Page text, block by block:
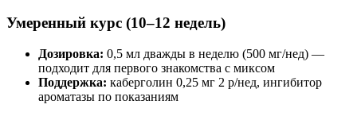
Умеренный курс (10–12 недель)
Дозировка: 0,5 мл дважды в неделю (500 мг/нед) —
подходит для первого знакомства с миксом
Поддержка: каберголин 0,25 мг 2 р/нед, ингибитор
ароматазы по показаниям